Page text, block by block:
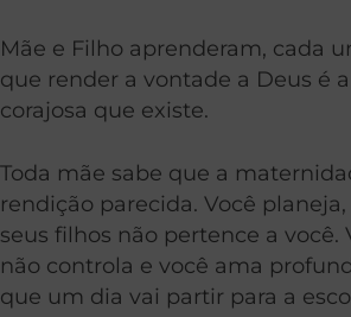
Mãe e Filho aprenderam, cada
que render a vontade a Deus é
corajosa que existe.
Toda mãe sabe que a
rendição parecida. Você
seus filhos não pertence a você.
não controla e você ama
que um dia vai partir para a